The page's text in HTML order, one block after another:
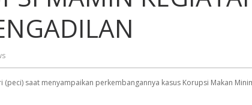
(peci) saat menyampaikan perkembangannya kasus Korupsi Makan